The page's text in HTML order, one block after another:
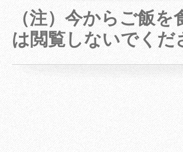
（注）今からご飯を
は閲覧しないでくだ